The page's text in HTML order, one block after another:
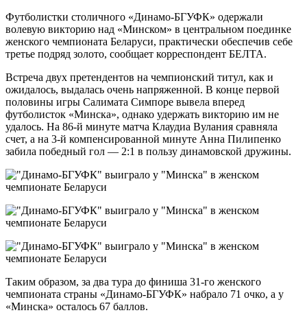
Футболистки столичного «Динамо-БГУФК» одержали
волевую викторию над «Минском» в центральном поединке
женского чемпионата Беларуси, практически обеспечив себе
третье подряд золото, сообщает корреспондент БЕЛТА.
Встреча двух претендентов на чемпионский титул, как и
ожидалось, выдалась очень напряженной. В конце первой
половины игры Салимата Симпоре вывела вперед
футболисток «Минска», однако удержать викторию им не
удалось. На 86-й минуте матча Клаудиа Вулания сравняла
счет, а на 3-й компенсированной минуте Анна Пилипенко
забила победный гол — 2:1 в пользу динамовской дружины.
Таким образом, за два тура до финиша 31-го женского
чемпионата страны «Динамо-БГУФК» набрало 71 очко, а у
«Минска» осталось 67 баллов.